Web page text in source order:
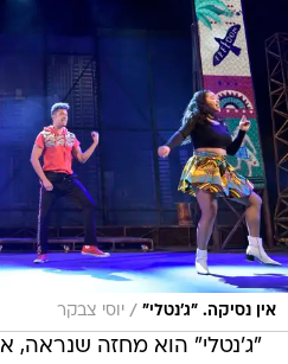
אין נסיקה. "ג'נטלי" / יוסי צבקר
"ג'נטלי" הוא מחזה שנראה,